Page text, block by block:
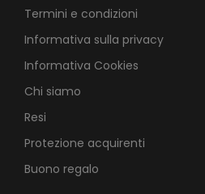
Termini e condizioni
Informativa sulla privacy
Informativa Cookies
Chi siamo
Resi
Protezione acquirenti
Buono regalo